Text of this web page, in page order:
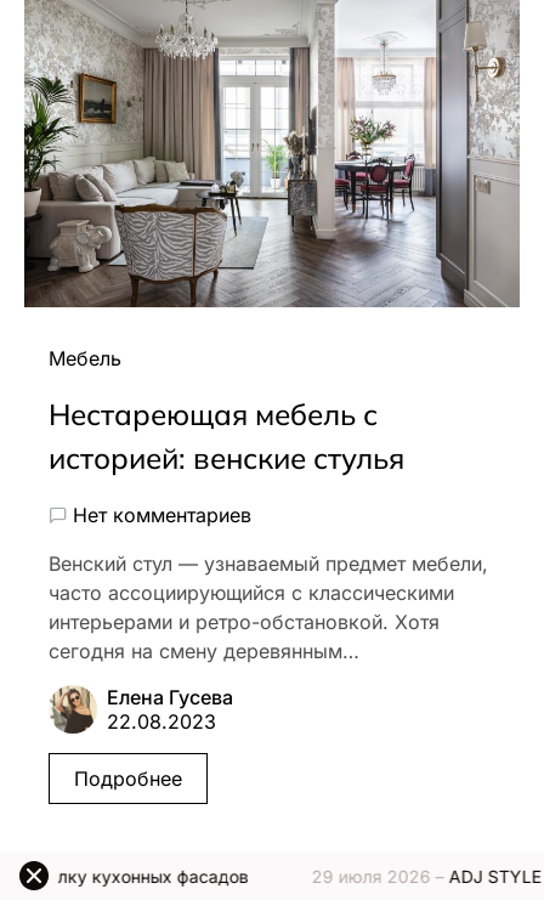
Мебель
Нестареющая мебель с
историей: венские стулья
Нет комментариев
Венский стул — узнаваемый предмет мебели,
часто ассоциирующийся с классическими
интерьерами и ретро-обстановкой. Хотя
сегодня на смену деревянным…
Елена Гусева
22.08.2023
Подробнее
фасадов 29 июля 2026 –ADJ STYLE